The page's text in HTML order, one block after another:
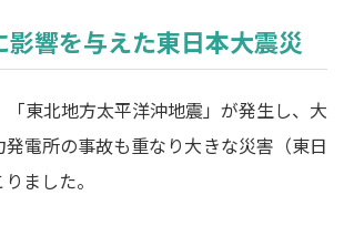
響を与えた東日本大震災
東北地方太平洋沖地震」が発生し、大
電所の事故も重なり大きな災害（東日
ました。